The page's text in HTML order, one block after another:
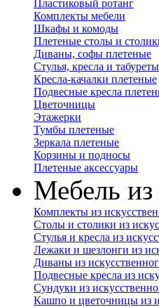
Пластиковый ротанг
Комплекты мебели
Шкафы и комоды
Плетеные столы и
Диваны, софы плетеные
Стулья, кресла и табуреты
Кресла-качалки плетеные
Подвесные кресла
Цветочницы
Этажерки
Тумбы плетеные
Зеркала плетеные
Корзины и подносы
Плетеные аксессуары
Мебель из
Комплекты из
Столы и столики из
Стулья и кресла из
Лежаки и шезлонги из
Диваны из
Подвесные кресла из
Сундуки из
Кашпо и цветочницы из